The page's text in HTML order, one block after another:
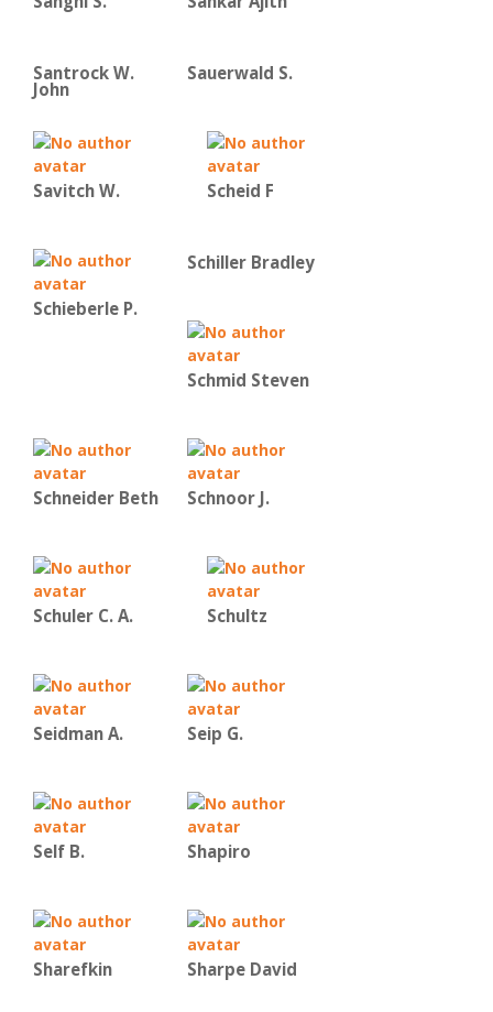
Santrock W.
John
Sauerwald S.
Savitch W. Scheid F
Schieberle P.
Schiller Bradley
Schmid Steven
Schneider Beth Schnoor J.
Schuler C. A. Schultz
Seidman A. Seip G.
Self B. Shapiro
Sharefkin Sharpe David